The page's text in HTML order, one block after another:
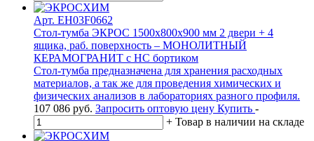
Арт. EH03F0662
Стол-тумба ЭКРОС 1500х800х900 мм 2 двери + 4
ящика, раб. поверхность – МОНОЛИТНЫЙ
КЕРАМОГРАНИТ с НС бортиком
Стол-тумба предназначена для хранения расходных
материалов, а так же для проведения химических и
физических анализов в лабораториях разного профиля.
107 086 руб. Запросить оптовую цену Купить -
+ Товар в наличии на складе